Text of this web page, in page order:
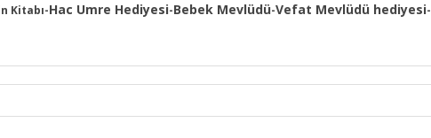
Kitabı-Hac Umre Hediyesi-Bebek Mevlüdü-Vefat Mevlüdü hediyesi-